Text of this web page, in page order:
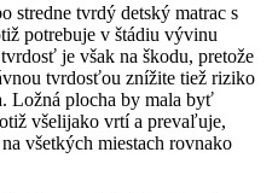
stredne tvrdý detský matrac s
potrebuje v štádiu vývinu
je však na škodu, pretože
tvrdosťou znížite tiež riziko
Ložná plocha by mala byť
všelijako vrtí a prevaľuje,
všetkých miestach rovnako